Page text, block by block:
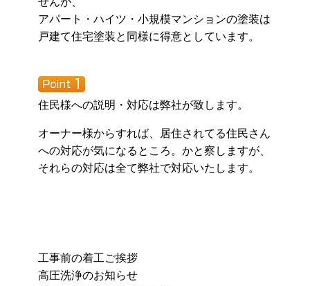
アパート・ハイツ・小規模マンションの塗装は
戸建て住宅塗装と同様に得意としています。
住民様への説明・対応は弊社が致します。
オーナー様からすれば、居住されてる住民さん
への対応が気になるところ。かと察しますが、
それらの対応は全て弊社で対応いたします。
工事前の着工ご挨拶
高圧洗浄のお知らせ